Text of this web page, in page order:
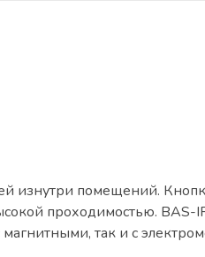
изнутри помещений.
проходимостью.
так и с